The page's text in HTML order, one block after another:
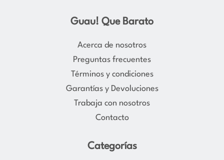
s
t
a
r
a
m
c
e
b
o
k
Guau! Que Barato
Acerca de nosotros
Preguntas frecuentes
Términos y condiciones
Garantías y Devoluciones
Trabaja con nosotros
Contacto
Categorías